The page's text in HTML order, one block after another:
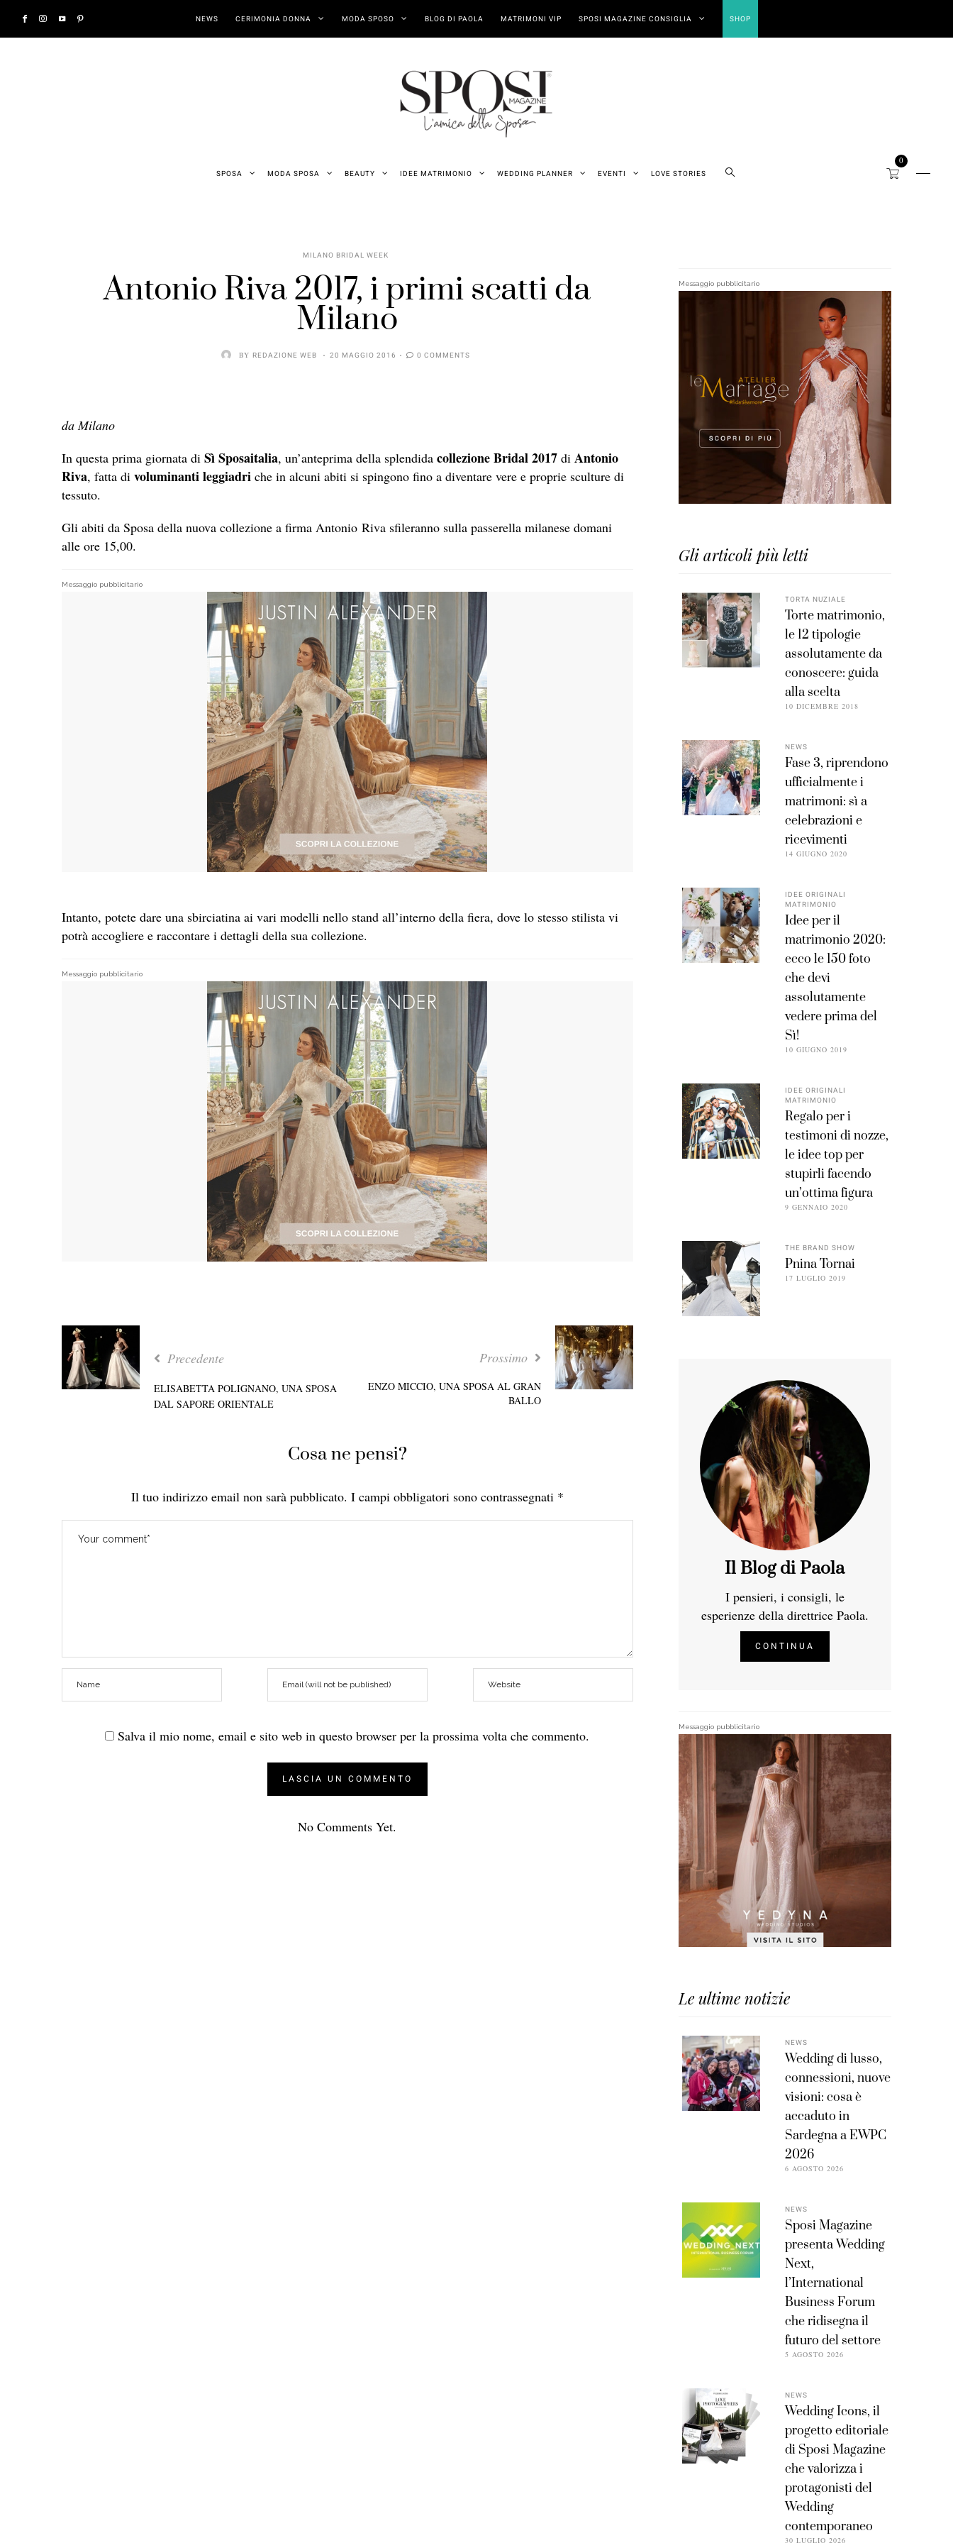
NEWS CERIMONIA DONNA MODA SPOSO BLOG DI PAOLA MATRIMONI VIP SPOSI MAGAZINE CONSIGLIA SHOP
SPOSA MODA SPOSA BEAUTY IDEE MATRIMONIO WEDDING PLANNER EVENTI LOVE STORIES
0
MILANO BRIDAL WEEK
Antonio Riva 2017, i primi scatti da
Milano
BY REDAZIONE WEB 20 MAGGIO 2016 0 COMMENTS
da Milano
In questa prima giornata di Sì Sposaitalia, un’anteprima della splendida collezione Bridal 2017 di Antonio
Riva, fatta di voluminanti leggiadri che in alcuni abiti si spingono fino a diventare vere e proprie sculture di
tessuto.
Gli abiti da Sposa della nuova collezione a firma Antonio Riva sfileranno sulla passerella milanese domani
alle ore 15,00.
Messaggio pubblicitario
Intanto, potete dare una sbirciatina ai vari modelli nello stand all’interno della fiera, dove lo stesso stilista vi
potrà accogliere e raccontare i dettagli della sua collezione.
Messaggio pubblicitario
Precedente
ELISABETTA POLIGNANO, UNA SPOSA
DAL SAPORE ORIENTALE
Prossimo
ENZO MICCIO, UNA SPOSA AL GRAN
BALLO
Cosa ne pensi?
Il tuo indirizzo email non sarà pubblicato. I campi obbligatori sono contrassegnati *
Salva il mio nome, email e sito web in questo browser per la prossima volta che commento.
No Comments Yet.
Messaggio pubblicitario
Gli articoli più letti
TORTA NUZIALE
Torte matrimonio,
le 12 tipologie
assolutamente da
conoscere: guida
alla scelta
10 DICEMBRE 2018
NEWS
Fase 3, riprendono
ufficialmente i
matrimoni: sì a
celebrazioni e
ricevimenti
14 GIUGNO 2020
IDEE ORIGINALI
MATRIMONIO
Idee per il
matrimonio 2020:
ecco le 150 foto
che devi
assolutamente
vedere prima del
Sì!
10 GIUGNO 2019
IDEE ORIGINALI
MATRIMONIO
Regalo per i
testimoni di nozze,
le idee top per
stupirli facendo
un’ottima figura
9 GENNAIO 2020
THE BRAND SHOW
Pnina Tornai
17 LUGLIO 2019
Il Blog di Paola
I pensieri, i consigli, le
esperienze della direttrice Paola.
CONTINUA
Messaggio pubblicitario
Le ultime notizie
NEWS
Wedding di lusso,
connessioni, nuove
visioni: cosa è
accaduto in
Sardegna a EWPC
2026
6 AGOSTO 2026
NEWS
Sposi Magazine
presenta Wedding
Next,
l’International
Business Forum
che ridisegna il
futuro del settore
5 AGOSTO 2026
NEWS
Wedding Icons, il
progetto editoriale
di Sposi Magazine
che valorizza i
protagonisti del
Wedding
contemporaneo
30 LUGLIO 2026